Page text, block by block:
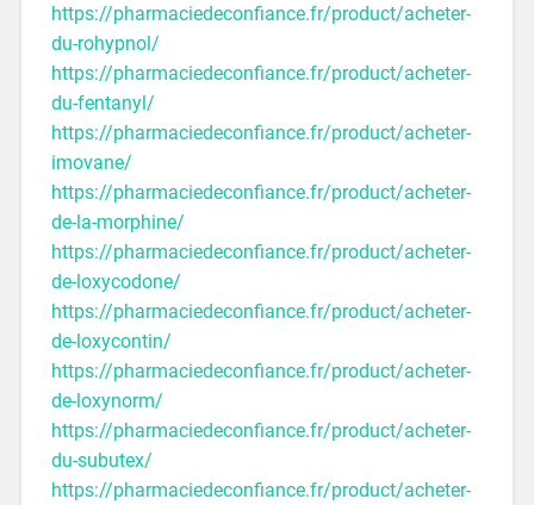
https://pharmaciedeconfiance.fr/product/acheter-
du-rohypnol/
https://pharmaciedeconfiance.fr/product/acheter-
du-fentanyl/
https://pharmaciedeconfiance.fr/product/acheter-
imovane/
https://pharmaciedeconfiance.fr/product/acheter-
de-la-morphine/
https://pharmaciedeconfiance.fr/product/acheter-
de-loxycodone/
https://pharmaciedeconfiance.fr/product/acheter-
de-loxycontin/
https://pharmaciedeconfiance.fr/product/acheter-
de-loxynorm/
https://pharmaciedeconfiance.fr/product/acheter-
du-subutex/
https://pharmaciedeconfiance.fr/product/acheter-